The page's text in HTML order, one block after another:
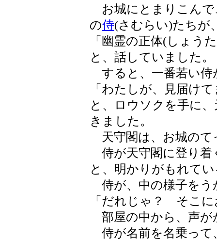
お城にとまりこんで
の侍(さむらい)たちが
「幽霊の正体(しょう
と、話していました。
すると、一番若い侍
「わたしが、見届け
と、ロウソクを手に
きました。
天守閣は、お城のて
侍が天守閣に登り着
と、明かりがもれて
侍が、中の様子をう
「だれじゃ？ そこ
部屋の中から、声が
侍が名前を名乗って